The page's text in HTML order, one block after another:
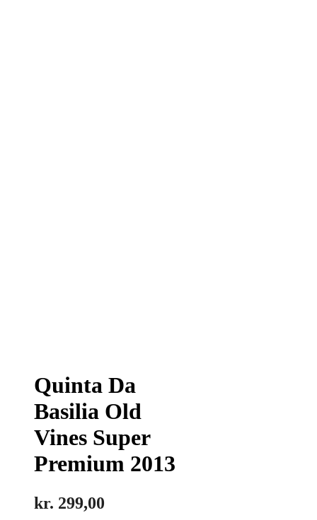
Quinta Da
Basilia Old
Vines Super
Premium 2013
kr. 299,00